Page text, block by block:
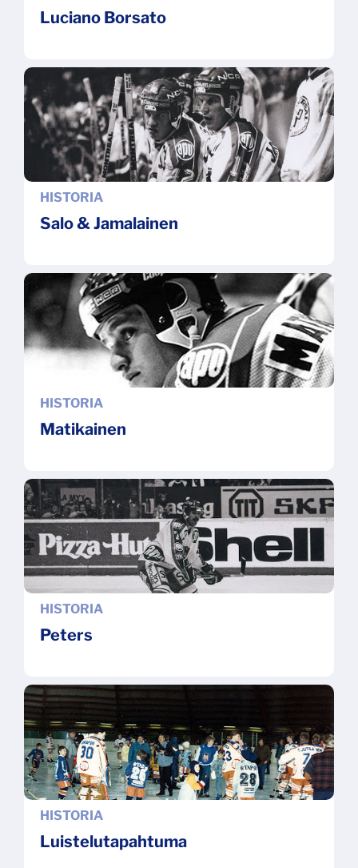
Luciano Borsato
Salo & Jamalainen
HISTORIA
Matikainen
HISTORIA
Peters
HISTORIA
Luistelutapahtuma
HISTORIA